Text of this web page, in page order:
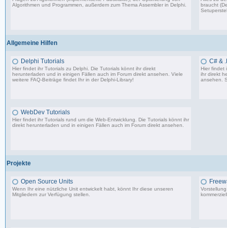
Algorithmen und Programmen, außerdem zum Thema Assembler in Delphi.
braucht
Allgemeine Hilfen
Delphi Tutorials
Hier findet ihr Tutorials zu Delphi. Die Tutorials könnt ihr direkt
herunterladen und in einigen Fällen auch im Forum direkt ansehen. Viele
weitere FAQ-Beiträge findet Ihr in der Delphi-Library!
C# &
Hier findet
ihr direkt
ansehen.
WebDev Tutorials
Hier findet ihr Tutorials rund um die Web-Entwicklung. Die Tutorials könnt ihr
direkt herunterladen und in einigen Fällen auch im Forum direkt ansehen.
Projekte
Open Source Units
Wenn Ihr eine nützliche Unit entwickelt habt, könnt Ihr diese unseren
Mitgliedern zur Verfügung stellen.